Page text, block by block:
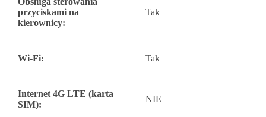
przyciskami na
kierownicy:
Tak
Wi-Fi: Tak
Internet 4G LTE (karta
SIM):
NIE